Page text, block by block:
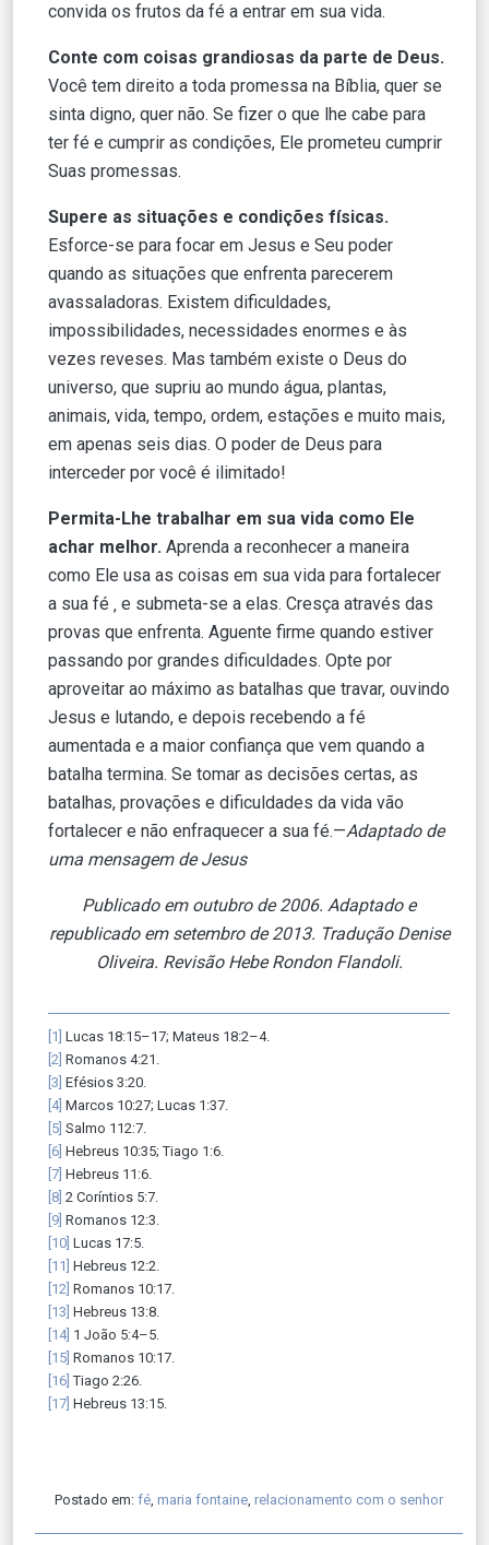
convida os frutos da fé a entrar em sua vida.
Conte com coisas grandiosas da parte de Deus.
Você tem direito a toda promessa na Bíblia, quer se
sinta digno, quer não. Se fizer o que lhe cabe para
ter fé e cumprir as condições, Ele prometeu cumprir
Suas promessas.
Supere as situações e condições físicas.
Esforce-se para focar em Jesus e Seu poder
quando as situações que enfrenta parecerem
avassaladoras. Existem dificuldades,
impossibilidades, necessidades enormes e às
vezes reveses. Mas também existe o Deus do
universo, que supriu ao mundo água, plantas,
animais, vida, tempo, ordem, estações e muito mais,
em apenas seis dias. O poder de Deus para
interceder por você é ilimitado!
Permita-Lhe trabalhar em sua vida como Ele
achar melhor. Aprenda a reconhecer a maneira
como Ele usa as coisas em sua vida para fortalecer
a sua fé ‚ e submeta-se a elas. Cresça através das
provas que enfrenta. Aguente firme quando estiver
passando por grandes dificuldades. Opte por
aproveitar ao máximo as batalhas que travar, ouvindo
Jesus e lutando, e depois recebendo a fé
aumentada e a maior confiança que vem quando a
batalha termina. Se tomar as decisões certas, as
batalhas, provações e dificuldades da vida vão
fortalecer e não enfraquecer a sua fé.—Adaptado de
uma mensagem de Jesus
Publicado em outubro de 2006. Adaptado e
republicado em setembro de 2013. Tradução Denise
Oliveira. Revisão Hebe Rondon Flandoli.
[1] Lucas 18:15–17; Mateus 18:2–4.
[2] Romanos 4:21.
[3] Efésios 3:20.
[4] Marcos 10:27; Lucas 1:37.
[5] Salmo 112:7.
[6] Hebreus 10:35; Tiago 1:6.
[7] Hebreus 11:6.
[8] 2 Coríntios 5:7.
[9] Romanos 12:3.
[10] Lucas 17:5.
[11] Hebreus 12:2.
[12] Romanos 10:17.
[13] Hebreus 13:8.
[14] 1 João 5:4–5.
[15] Romanos 10:17.
[16] Tiago 2:26.
[17] Hebreus 13:15.
Postado em: fé, maria fontaine, relacionamento com o senhor